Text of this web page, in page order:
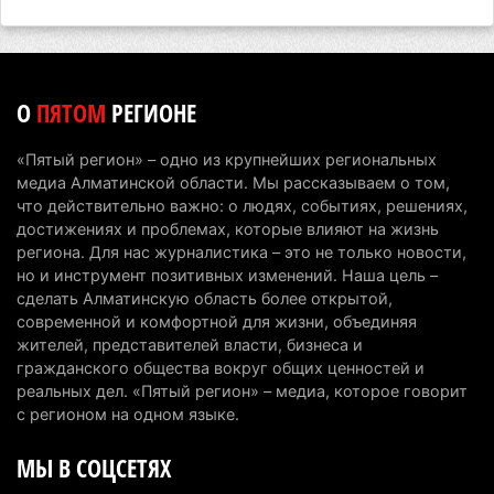
последнее слово
Проезд по БАКАД резко подорожал: в
тарифы
6 августа 2026 г. 14:36 228
Сильнейшие дзюдоисты мира приехали на
сборы в Алматинскую область
6 августа 2026 г. 12:12
Первый раз с ИИ в первый класс: казахстанских
первоклассников начнут учить искусственному
интеллекту
Казахстанцы назвали доход, при котором не
ОПЯТОМ РЕГИОНЕ
«Пятый регион» – одно из крупнейших региональных
медиа Алматинской области. Мы рассказываем о том,
что действительно важно: о людях, событиях, решениях,
достижениях и проблемах, которые влияют на жизнь
региона. Для нас журналистика – это не только новости,
но и инструмент позитивных изменений. Наша цель –
сделать Алматинскую область более открытой,
современной и комфортной для жизни, объединяя
жителей, представителей власти, бизнеса и
гражданского общества вокруг общих ценностей и
реальных дел. «Пятый регион» – медиа, которое говорит
с регионом на одном языке.
МЫ В СОЦСЕТЯХ